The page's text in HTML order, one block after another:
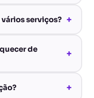
serviços? +
de
+
+